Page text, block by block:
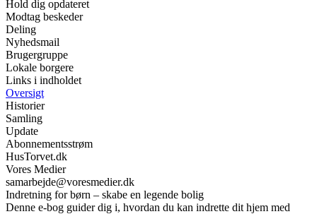
Hold dig opdateret
Modtag beskeder
Deling
Nyhedsmail
Brugergruppe
Lokale borgere
Links i indholdet
Oversigt
Historier
Samling
Update
Abonnementsstrøm
HusTorvet.dk
Vores Medier
samarbejde@voresmedier.dk
Indretning for børn – skabe en legende bolig
Denne e-bog guider dig i, hvordan du kan indrette dit hjem med